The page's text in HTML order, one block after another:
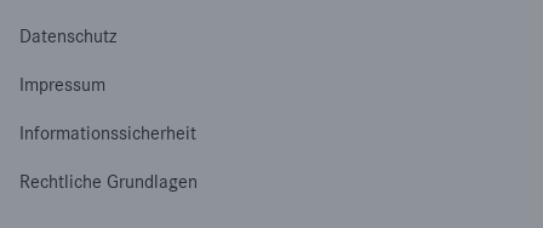
Datenschutz
Impressum
Informationssicherheit
Rechtliche Grundlagen